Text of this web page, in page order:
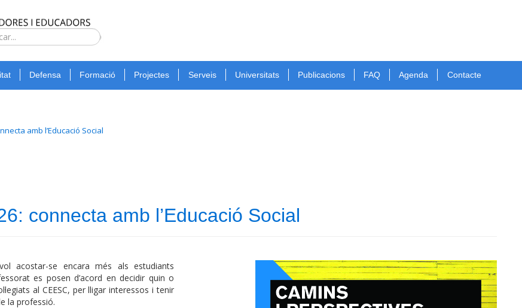
Type 2 or
for
results.
Cerca
Defensa Formació Projectes Serveis Universitats Publicacions FAQ Agenda Contacte
amb l’Educació Social
connecta amb l’Educació Social
acostar-se encara més als estudiants
es posen d’acord en decidir quin o
al CEESC, per lligar interessos i tenir
la professió.